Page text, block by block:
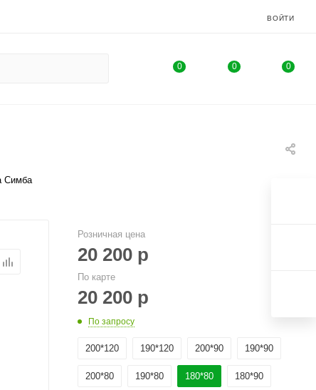
ВОЙТИ
0 0 0
Симба
Розничная цена
20 200 р
По карте
20 200 р
По запросу
200*120 190*120 200*90 190*90
200*80 190*80 180*80 180*90